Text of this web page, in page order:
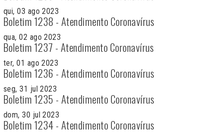
qui, 03 ago 2023
Boletim 1238 - Atendimento Coronavírus
qua, 02 ago 2023
Boletim 1237 - Atendimento Coronavírus
ter, 01 ago 2023
Boletim 1236 - Atendimento Coronavírus
seg, 31 jul 2023
Boletim 1235 - Atendimento Coronavírus
dom, 30 jul 2023
Boletim 1234 - Atendimento Coronavírus